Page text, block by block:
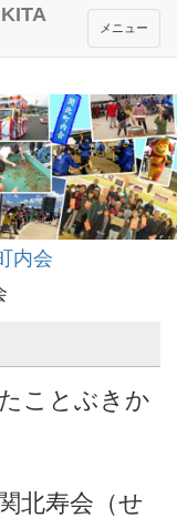
メニュー
内会
ことぶきか
北寿会（せ